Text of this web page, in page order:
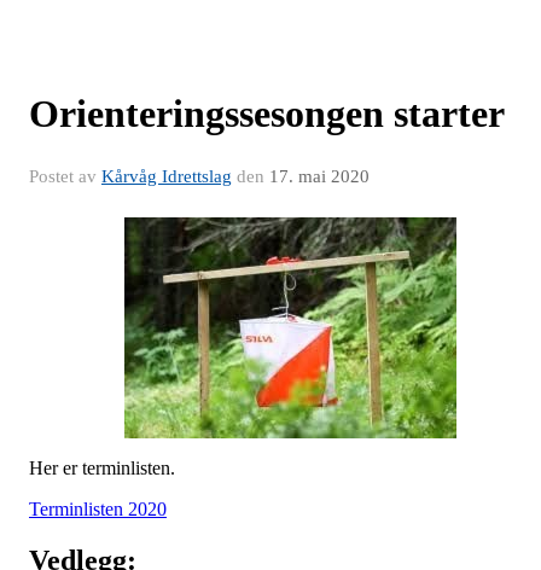
Orienteringssesongen starter
Postet av Kårvåg Idrettslag den 17. mai 2020
Her er terminlisten.
Terminlisten 2020
Vedlegg: